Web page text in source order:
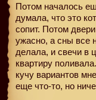
Потом началось
думала, что это
сопит. Потом
ужасно, а сны все
делала, и свечи в
квартиру
кучу вариантов
еще что-то, но